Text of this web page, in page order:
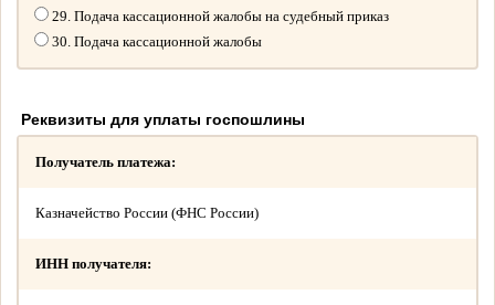
29. Подача кассационной жалобы на судебный приказ
30. Подача кассационной жалобы
Реквизиты для уплаты госпошлины
Получатель платежа:
Казначейство России (ФНС России)
ИНН получателя: